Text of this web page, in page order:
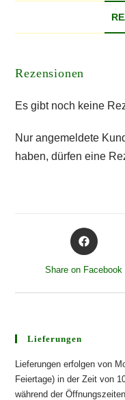
Rezensionen
Es gibt noch keine
Nur angemeldete
haben, dürfen eine
Share on Facebook
Lieferungen
Lieferungen erfolgen von
Feiertage) in der Zeit von
während der